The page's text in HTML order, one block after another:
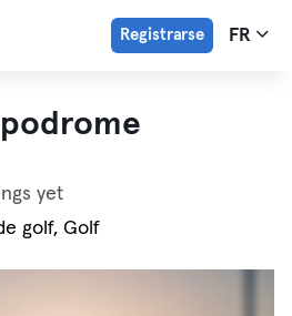
Registrarse FR
yet
golf, Golf